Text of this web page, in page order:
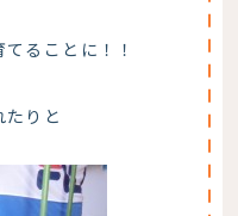
ることに！！
りと